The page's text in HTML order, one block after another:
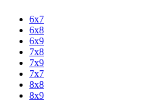
6x7
6x8
6x9
7x8
7x9
7x7
8x8
8x9